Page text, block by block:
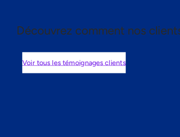
Découvrez comment nos
Voir tous les témoignages clients